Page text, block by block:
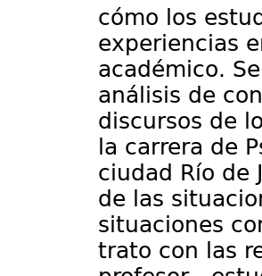
cómo los
experiencias
académico.
análisis de
discursos de
la carrera de
ciudad Río de
de las
situaciones
trato con las